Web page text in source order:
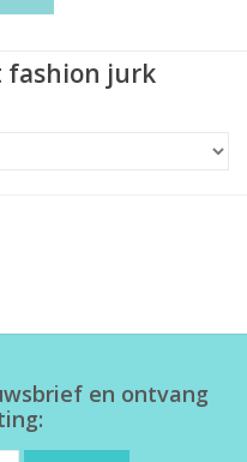
fashion jurk
en ontvang